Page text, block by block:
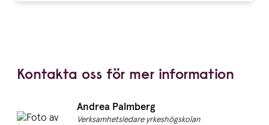
Kontakta oss för mer information
Namn:
Andrea Palmberg
Titel:
Verksamhetsledare yrkeshögskolan